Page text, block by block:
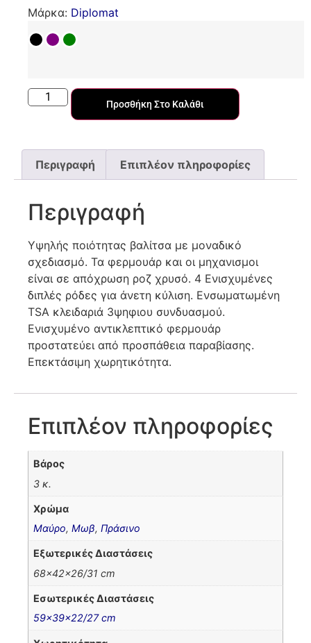
Μάρκα: Diplomat
Προσθήκη Στο Καλάθι
Περιγραφή Επιπλέον πληροφορίες
Περιγραφή
Υψηλής ποιότητας βαλίτσα με μοναδικό
σχεδιασμό. Τα φερμουάρ και οι μηχανισμοι
είναι σε απόχρωση ροζ χρυσό. 4 Ενισχυμένες
διπλές ρόδες για άνετη κύλιση. Ενσωματωμένη
TSA κλειδαριά 3ψηφιου συνδυασμού.
Ενισχυμένο αντικλεπτικό φερμουάρ
προστατεύει από προσπάθεια παραβίασης.
Επεκτάσιμη χωρητικότητα.
Επιπλέον πληροφορίες
Βάρος
3 κ.
Χρώμα
Μαύρο,Μωβ,Πράσινο
Εξωτερικές Διαστάσεις
68x42x26/31 cm
Εσωτερικές Διαστάσεις
59x39x22/27 cm